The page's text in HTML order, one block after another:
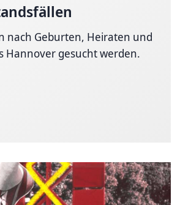
nach Geburten, Heiraten und
Hannover gesucht werden.